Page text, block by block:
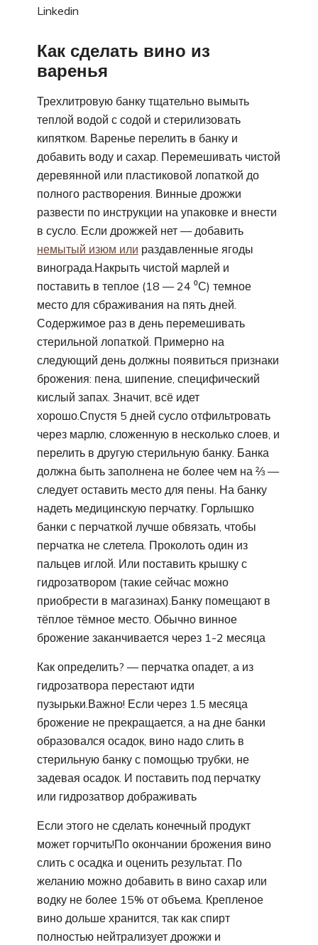
Linkedin
Как сделать вино из
варенья
Трехлитровую банку тщательно вымыть
теплой водой с содой и стерилизовать
кипятком. Варенье перелить в банку и
добавить воду и сахар. Перемешивать чистой
деревянной или пластиковой лопаткой до
полного растворения. Винные дрожжи
развести по инструкции на упаковке и внести
в сусло. Если дрожжей нет — добавить
немытый изюм или раздавленные ягоды
винограда.Накрыть чистой марлей и
поставить в теплое (18 — 24 ⁰С) темное
место для сбраживания на пять дней.
Содержимое раз в день перемешивать
стерильной лопаткой. Примерно на
следующий день должны появиться признаки
брожения: пена, шипение, специфический
кислый запах. Значит, всё идет
хорошо.Спустя 5 дней сусло отфильтровать
через марлю, сложенную в несколько слоев, и
перелить в другую стерильную банку. Банка
должна быть заполнена не более чем на ⅔ —
следует оставить место для пены. На банку
надеть медицинскую перчатку. Горлышко
банки с перчаткой лучше обвязать, чтобы
перчатка не слетела. Проколоть один из
пальцев иглой. Или поставить крышку с
гидрозатвором (такие сейчас можно
приобрести в магазинах).Банку помещают в
тёплое тёмное место. Обычно винное
брожение заканчивается через 1-2 месяца
Как определить? — перчатка опадет, а из
гидрозатвора перестают идти
пузырьки.Важно! Если через 1.5 месяца
брожение не прекращается, а на дне банки
образовался осадок, вино надо слить в
стерильную банку с помощью трубки, не
задевая осадок. И поставить под перчатку
или гидрозатвор дображивать
Если этого не сделать конечный продукт
может горчить!По окончании брожения вино
слить с осадка и оценить результат. По
желанию можно добавить в вино сахар или
водку не более 15% от объема. Крепленое
вино дольше хранится, так как спирт
полностью нейтрализует дрожжи и